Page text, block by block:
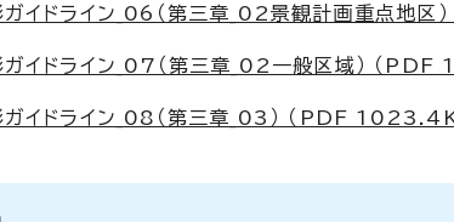
イドライン_06（第三章_02景観計画重点地区
イドライン_07（第三章_02一般区域） （PDF
イドライン_08（第三章_03） （PDF